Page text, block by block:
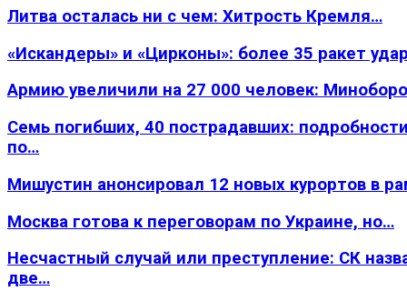
Литва осталась ни с чем: Хитрость Кремля…
«Искандеры» и «Цирконы»: более 35 ракет
Армию увеличили на 27 000 человек:
Семь погибших, 40 пострадавших:
по…
Мишустин анонсировал 12 новых курортов в
Москва готова к переговорам по Украине, но…
Несчастный случай или преступление: СК
две…